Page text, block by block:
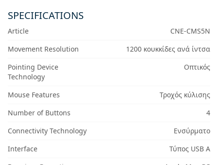
SPECIFICATIONS
Article
CNE-CMS5N
Movement Resolution
1200 κουκκίδες ανά ίντσα
Pointing Device
Technology
Οπτικός
Mouse Features
Τροχός κύλισης
Number of Buttons
4
Connectivity Technology
Ενσύρματο
Interface
Τύπος USB A